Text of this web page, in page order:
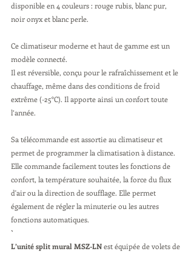
disponible en 4 couleurs : rouge rubis, blanc pur,
noir onyx et blanc perle.
Ce climatiseur moderne et haut de gamme est un
modèle connecté.
Il est réversible, conçu pour le rafraîchissement et le
chauffage, même dans des conditions de froid
extrême (-25°C). Il apporte ainsi un confort toute
l’année.
Sa télécommande est assortie au climatiseur et
permet de programmer la climatisation à distance.
Elle commande facilement toutes les fonctions de
confort, la température souhaitée, la force du flux
d'air ou la direction de soufflage. Elle permet
également de régler la minuterie ou les autres
fonctions automatiques.
`
L’unité split mural MSZ-LN est équipée de volets de